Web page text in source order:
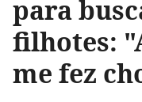
para
filhotes:
me fez